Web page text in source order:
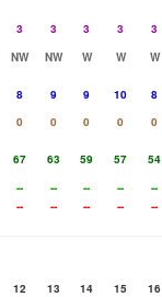
3 3 3 3 3
NW NW W W W
8 9 9 10 8
0 0 0 0 0
67 63 59 57 54
-- -- -- -- --
-- -- -- -- --
12 13 14 15 16